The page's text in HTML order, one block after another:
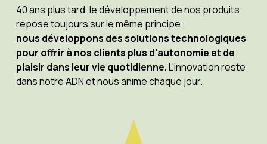
40 ans plus tard, le développement de nos produits
repose toujours sur le même principe :
nous développons des solutions technologiques
pour offrir à nos clients plus d'autonomie et de
plaisir dans leur vie quotidienne.L'innovation reste
dans notre ADN et nous anime chaque jour.